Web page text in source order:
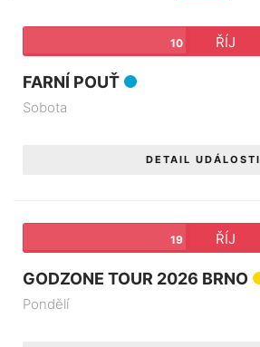
10 ŘÍJ
FARNÍ POUŤ
Sobota
DETAIL UDÁLOSTI
19 ŘÍJ
GODZONE TOUR 2026 BRNO
Pondělí